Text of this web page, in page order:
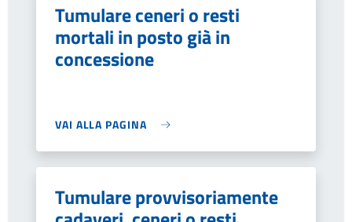
Tumulare ceneri o resti
mortali in posto già in
concessione
VAI ALLA PAGINA
Tumulare provvisoriamente